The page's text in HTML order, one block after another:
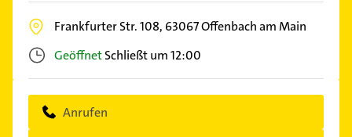
Frankfurter Str. 108, 63067Offenbach am Main
GeöffnetSchließt um 12:00
Anrufen